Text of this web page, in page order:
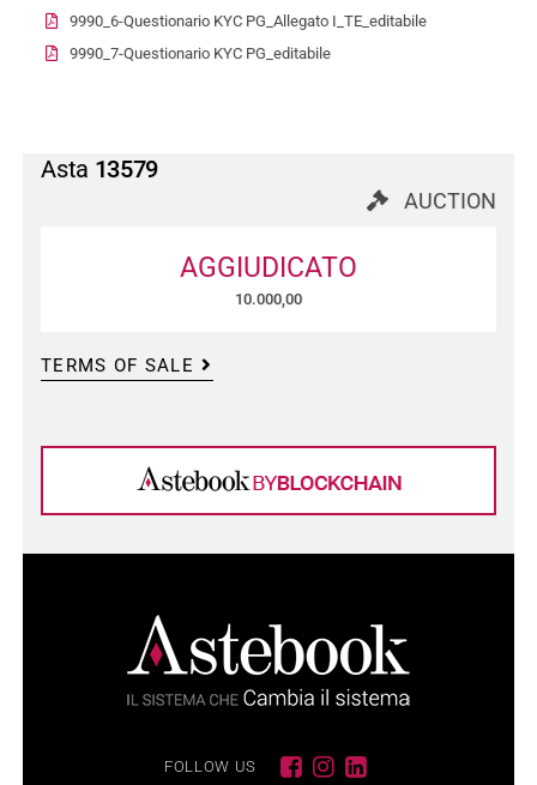
9990_6-Questionario KYC PG_Allegato I_TE_editabile
9990_7-Questionario KYC PG_editabile
Asta 13579
AUCTION
AGGIUDICATO
10.000,00
TERMS OF SALE
FOLLOW US